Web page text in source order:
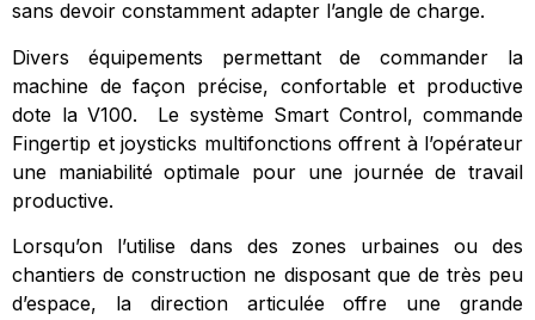
sans devoir constamment adapter l’angle de charge.
Divers équipements permettant de commander la
machine de façon précise, confortable et productive
dote la V100. Le système Smart Control, commande
Fingertip et joysticks multifonctions offrent à l’opérateur
une maniabilité optimale pour une journée de travail
productive.
Lorsqu’on l’utilise dans des zones urbaines ou des
chantiers de construction ne disposant que de très peu
d’espace, la direction articulée offre une grande